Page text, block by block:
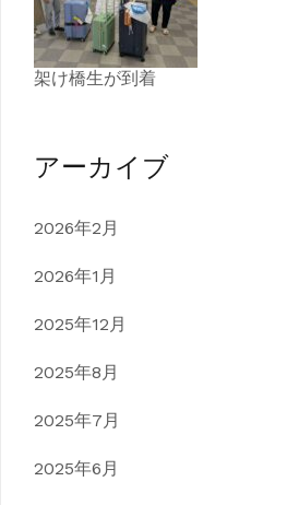
架け橋生が到着
アーカイブ
2026年2月
2026年1月
2025年12月
2025年8月
2025年7月
2025年6月